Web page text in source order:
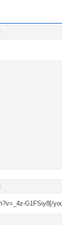
G1FSiy8[/